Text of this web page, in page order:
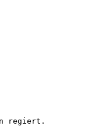
regiert.